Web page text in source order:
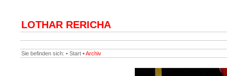
LOTHAR RERICHA
Sie befinden sich: • Start • Archiv